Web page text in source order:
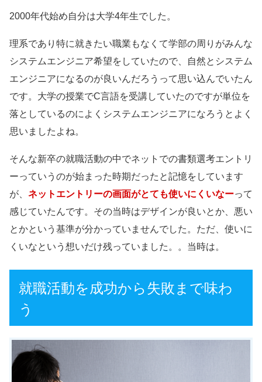
2000年代始め自分は大学4年生でした。
理系であり特に就きたい職業もなくて学部の周りがみんな
システムエンジニア希望をしていたので、自然とシステム
エンジニアになるのが良いんだろうって思い込んでいたん
です。大学の授業でC言語を受講していたのですが単位を
落としているのによくシステムエンジニアになろうとよく
思いましたよね。
そんな新卒の就職活動の中でネットでの書類選考エントリ
ーっていうのが始まった時期だったと記憶をしています
が、 ネットエントリーの画面がとても使いにくいなーって
感じていたんです。その当時はデザインが良いとか、悪い
とかという基準が分かっていませんでした。ただ、使いに
くいなという想いだけ残っていました。。当時は。
就職活動を成功から失敗まで味わ
う